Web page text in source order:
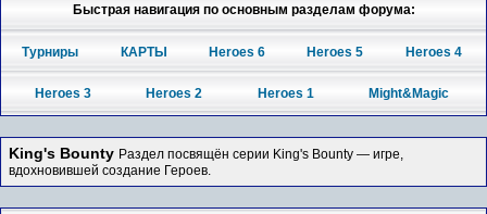
Быстрая навигация по основным разделам форума:
Турниры КАРТЫ Heroes 6 Heroes 5 Heroes 4
Heroes 3 Heroes 2 Heroes 1 Might&Magic
King's Bounty Раздел посвящён серии King's Bounty — игре,
вдохновившей создание Героев.